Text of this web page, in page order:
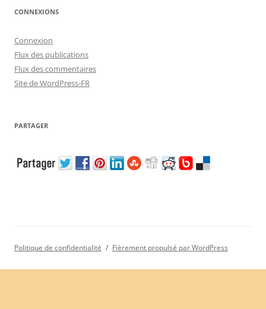
CONNEXIONS
Connexion
Flux des publications
Flux des commentaires
Site de WordPress-FR
PARTAGER
Politique de confidentialité Fièrement propulsé par WordPress